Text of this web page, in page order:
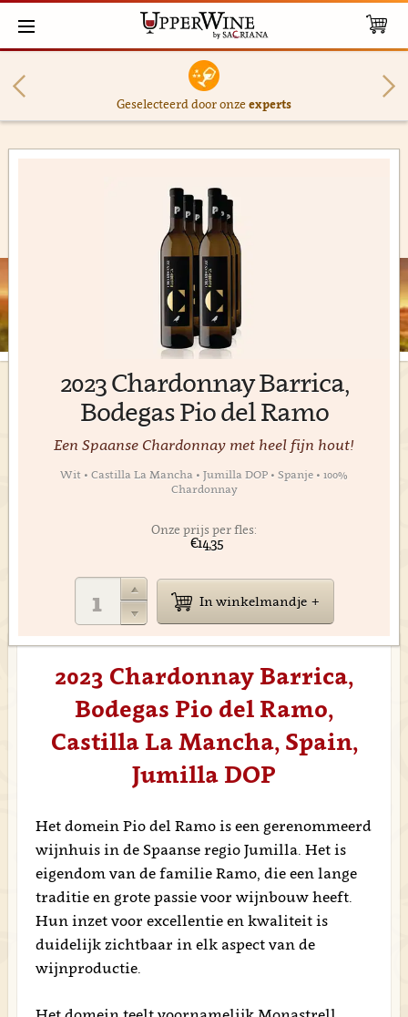
Geselecteerd door onzeexperts
2023 Chardonnay Barrica,
Bodegas Pio del Ramo
Een Spaanse Chardonnay met heel fijn hout!
Wit • Castilla La Mancha • Jumilla DOP • Spanje • 100%
Chardonnay
Onze prijs per fles:
€14,35
In winkelmandje
2023 Chardonnay Barrica,
Bodegas Pio del Ramo,
Castilla La Mancha, Spain,
Jumilla DOP
Het domein Pio del Ramo is een gerenommeerd
wijnhuis in de Spaanse regio Jumilla. Het is
eigendom van de familie Ramo, die een lange
traditie en grote passie voor wijnbouw heeft.
Hun inzet voor excellentie en kwaliteit is
duidelijk zichtbaar in elk aspect van de
wijnproductie.